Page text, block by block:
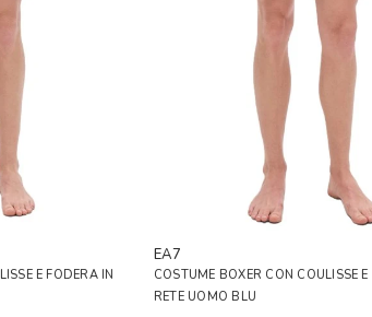
E FODERA IN
EA7
COSTUME BOXER CON COULISSE
RETE UOMO BLU